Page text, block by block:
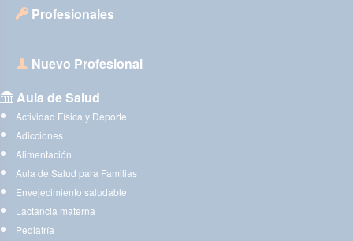
Profesionales
Nuevo Profesional
Aula de Salud
Actividad Física y Deporte
Adicciones
Alimentación
Aula de Salud para Familias
Envejecimiento saludable
Lactancia materna
Pediatría